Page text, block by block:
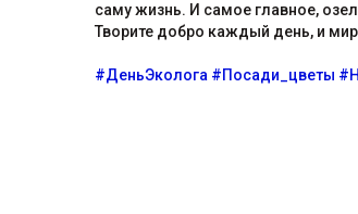
саму жизнь. И самое главное,
Творите добро каждый день, и
#ДеньЭколога #Посади_цветы